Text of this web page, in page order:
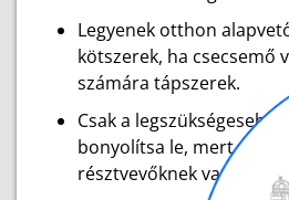
Legyenek otthon
kötszerek, ha csecsemő
számára tápszerek.
Csak a legszükségesebb
bonyolítsa le, mert a
résztvevőknek van